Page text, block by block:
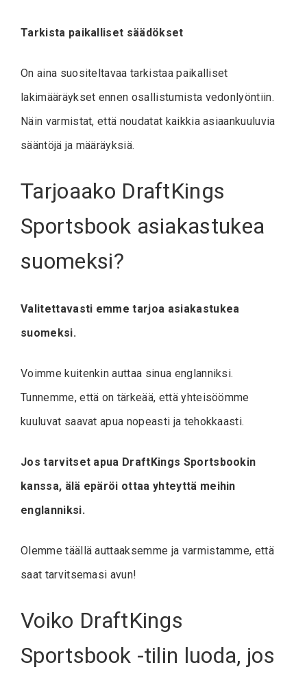
Tarkista paikalliset säädökset
On aina suositeltavaa tarkistaa paikalliset
lakimääräykset ennen osallistumista vedonlyöntiin.
Näin varmistat, että noudatat kaikkia asiaankuuluvia
sääntöjä ja määräyksiä.
Tarjoaako DraftKings
Sportsbook asiakastukea
suomeksi?
Valitettavasti emme tarjoa asiakastukea
suomeksi.
Voimme kuitenkin auttaa sinua englanniksi.
Tunnemme, että on tärkeää, että yhteisöömme
kuuluvat saavat apua nopeasti ja tehokkaasti.
Jos tarvitset apua DraftKings Sportsbookin
kanssa, älä epäröi ottaa yhteyttä meihin
englanniksi.
Olemme täällä auttaaksemme ja varmistamme, että
saat tarvitsemasi avun!
Voiko DraftKings
Sportsbook -tilin luoda, jos